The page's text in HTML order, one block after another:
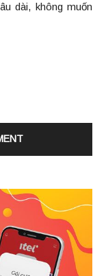
dài, không muốn